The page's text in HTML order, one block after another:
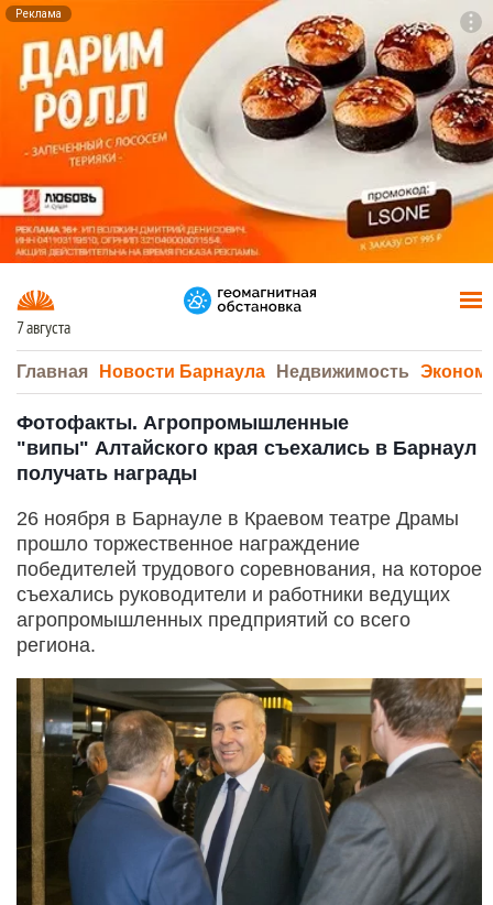
Реклама
7 августа
Главная Новости Барнаула Недвижимость
Фотофакты. Агропромышленные
"випы" Алтайского края съехались в Барнаул
получать награды
26 ноября в Барнауле в Краевом театре Драмы
прошло торжественное награждение
победителей трудового соревнования, на которое
съехались руководители и работники ведущих
агропромышленных предприятий со всего
региона.